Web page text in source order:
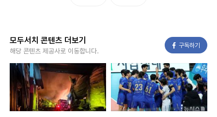
모두서치 콘텐츠 더보기
해당 콘텐츠 제공사로 이동합니다.
구독하기